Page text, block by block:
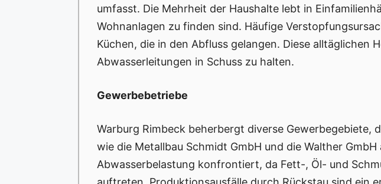
umfasst. Die Mehrheit der Haushalte lebt in
Wohnanlagen zu finden sind. Häufige
Küchen, die in den Abfluss gelangen. Diese
Abwasserleitungen in Schuss zu halten.
Gewerbebetriebe
Warburg Rimbeck beherbergt diverse Gewerbegebiete,
wie die Metallbau Schmidt GmbH und die Walther
Abwasserbelastung konfrontiert, da Fett-, Öl- und